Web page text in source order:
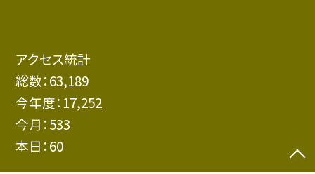
アクセス統計
総数：63,189
今年度： 17,252
今月：533
本日：60